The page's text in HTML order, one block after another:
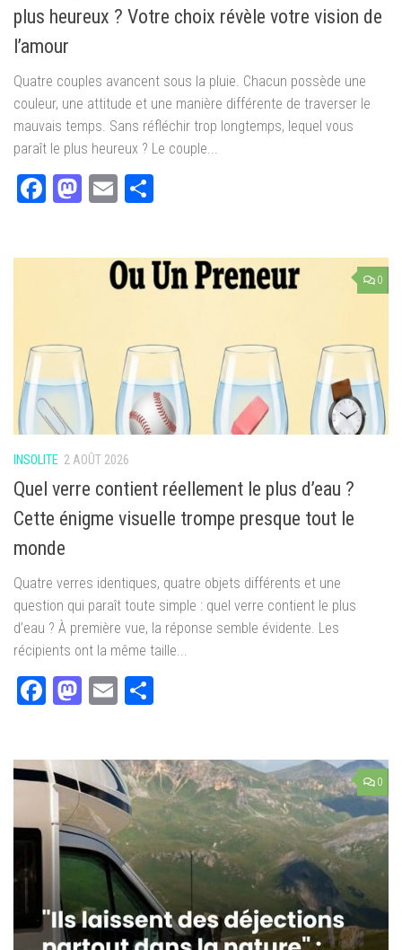
plus heureux ? Votre choix révèle votre vision de
l’amour
Quatre couples avancent sous la pluie. Chacun possède une
couleur, une attitude et une manière différente de traverser le
mauvais temps. Sans réfléchir trop longtemps, lequel vous
paraît le plus heureux ? Le couple...
Facebook
Mastodon
Email
0
INSOLITE 2 AOÛT 2026
Quel verre contient réellement le plus d’eau ?
Cette énigme visuelle trompe presque tout le
monde
Quatre verres identiques, quatre objets différents et une
question qui paraît toute simple : quel verre contient le plus
d’eau ? À première vue, la réponse semble évidente. Les
récipients ont la même taille...
Facebook
Mastodon
Email
0